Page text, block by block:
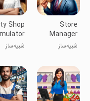
Store
Manager
Simulator
شبیه‌ساز
سوپرمارکت
Shop
شبیه‌ساز